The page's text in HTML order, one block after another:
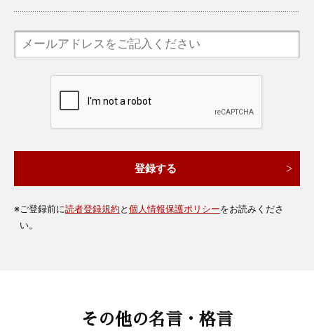
※ご登録前に読者登録規約と個人情報保護ポリシーをお読みくださ
い。
その他の名言・格言